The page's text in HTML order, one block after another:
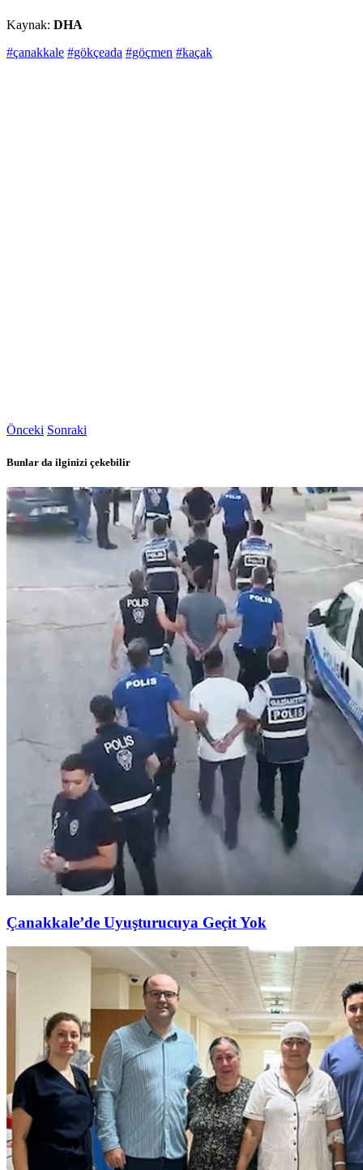
Kaynak: DHA
#çanakkale #gökçeada #göçmen #kaçak
Önceki Sonraki
Bunlar da ilginizi çekebilir
Çanakkale’de Uyuşturucuya Geçit Yok